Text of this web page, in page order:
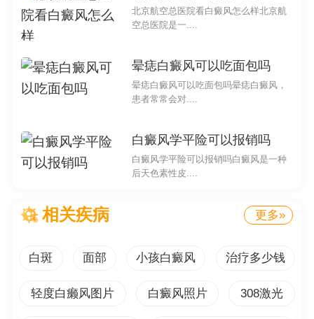
白癜风是一种后天色素性皮肤病，其主要特征是皮肤
者来说，寻找一种有效的治疗方法是非常关键的，硫代硫
酸钠就是其中之一。在本篇文章中，我们将从多个角度来
硫代硫酸钠是一种化学药物，经过科学调查发现，它
具有促进黑色素生成的作用，有助于恢复受损皮肤的色
同时促进黑色素细胞的增殖和分化，从而改善白癜风患者
的症状。
从国外的皮肤病学书籍和专业医学网站的资料中，我
根据这些资料显示，硫代硫酸钠治疗白癜风的治疗结果因
北京航空总医院看白癜风怎么样北京航
空总医院是一....
晕痣白癜风可以吃面包吗
晕痣白癜风可以吃面包吗晕痣白癜风，
患者常常会对....
白癜风学平险可以报销吗
白癜风学平险可以报销吗白癜风是一种
后天色素性皮....
相关疾病 更多»
白斑 面部 小孩白癜风 治疗多少钱
轻度白癞风图片 白癜风照片 308激光